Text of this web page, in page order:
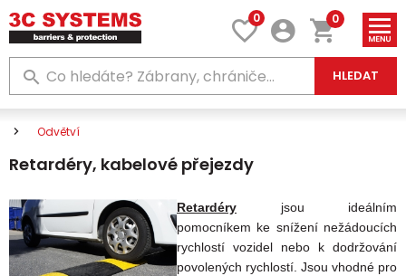
0
HLEDAT
0
Odvětví
Retardéry, kabelové přejezdy
Retardéry
jsou ideálním
pomocníkem ke snížení nežádoucích
rychlostí vozidel nebo k dodržování
povolených rychlostí. Jsou vhodné pro